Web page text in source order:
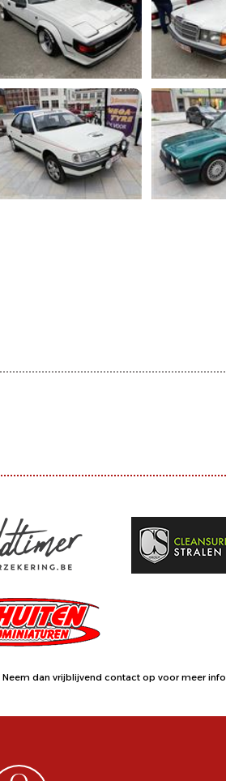
Neem dan vrijblijvend contact op voor meer info.